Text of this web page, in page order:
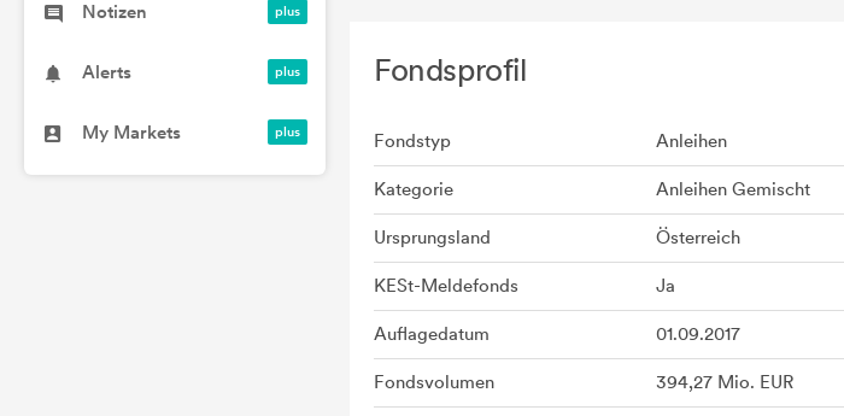
Notizen
Alerts
My Markets
Fondsprofil
Fondstyp Anleihen
Kategorie Anleihen Gemischt
Ursprungsland Österreich
KESt-Meldefonds Ja
Auflagedatum 01.09.2017
Fondsvolumen 394,27 Mio. EUR